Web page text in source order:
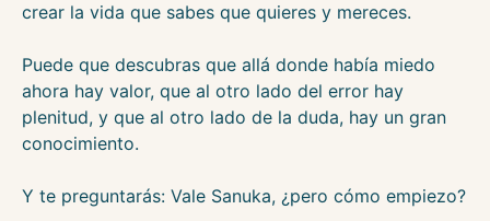
crear la vida que sabes que quieres y mereces.
Puede que descubras que allá donde había miedo
ahora hay valor, que al otro lado del error hay
plenitud, y que al otro lado de la duda, hay un gran
conocimiento.
Y te preguntarás: Vale Sanuka, ¿pero cómo empiezo?